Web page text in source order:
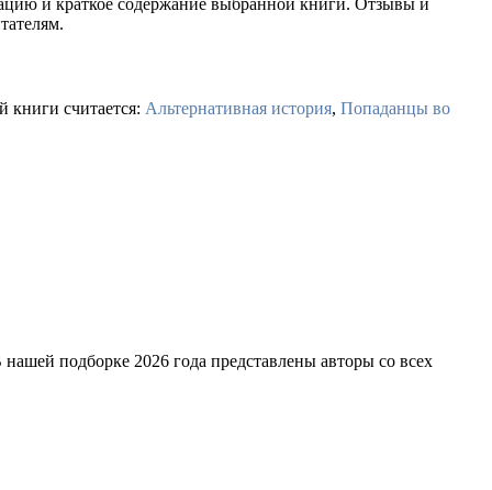
и краткое содержание выбранной книги. Отзывы и
книги считается: Альтернативная история, Попаданцы во
подборке 2026 года представлены авторы со всех